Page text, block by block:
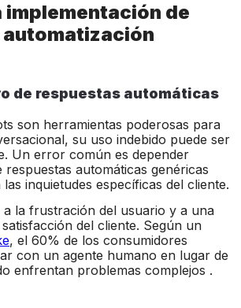
implementación de
de respuestas automáticas
son herramientas poderosas para
su uso indebido puede ser
Un error común es depender
respuestas automáticas genéricas
inquietudes específicas del cliente.
a la frustración del usuario y a una
del cliente. Según un
, el 60% de los consumidores
con un agente humano en lugar de
enfrentan problemas complejos .